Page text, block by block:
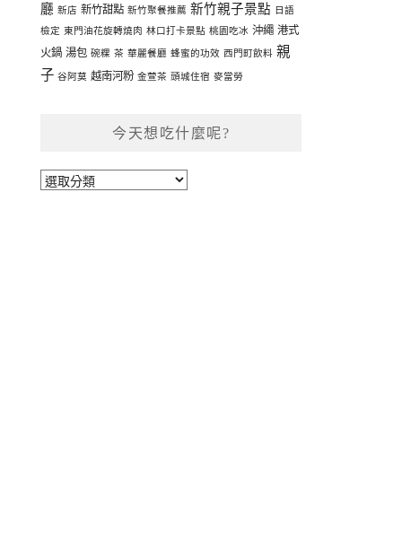
廳 新店 新竹甜點 新竹聚餐推薦 新竹親子景點 日語
檢定 東門油花旋轉燒肉 林口打卡景點 桃園吃冰 沖繩 港式
火鍋 湯包 碗粿 茶 華麗餐廳 蜂蜜的功效 西門町飲料 親
子 谷阿莫 越南河粉 金萱茶 頭城住宿 麥當勞
今天想吃什麼呢?
今